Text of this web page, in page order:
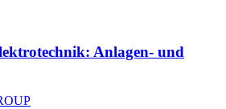
Anlagen- und